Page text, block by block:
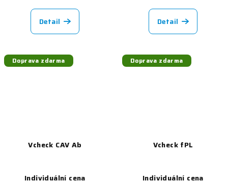
Detail Detail
Doprava zdarma
Vcheck CAV Ab
Individuální cena
Doprava zdarma
Vcheck fPL
Individuální cena